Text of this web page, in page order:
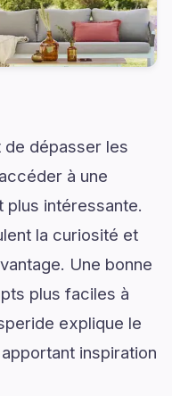
dépasser les
à une
plus intéressante.
la curiosité et
Une bonne
plus faciles à
explique le
inspiration